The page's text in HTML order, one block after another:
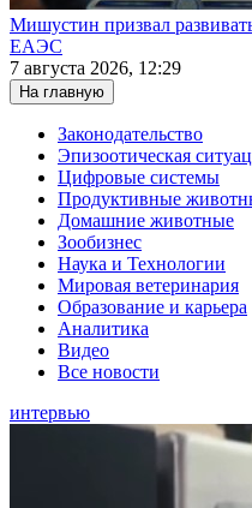
Мишустин призвал
ЕАЭС
7 августа 2026, 12:29
На главную
Законодательство
Эпизоотическая
Цифровые системы
Продуктивные
Домашние животные
Зообизнес
Наука и Технологии
Мировая ветеринария
Образование и карьера
Аналитика
Видео
Все новости
интервью